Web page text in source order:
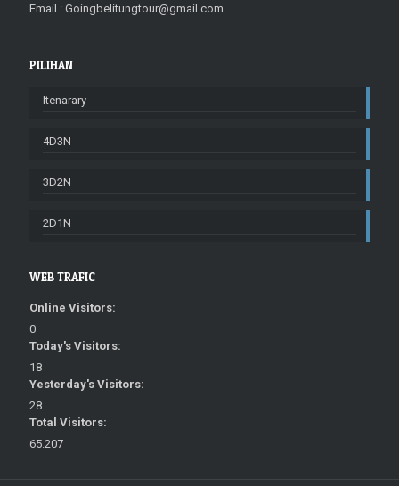
Email : Goingbelitungtour@gmail.com
PILIHAN
Itenarary
4D3N
3D2N
2D1N
WEB TRAFIC
Online Visitors:
0
Today's Visitors:
18
Yesterday's Visitors:
28
Total Visitors:
65.207